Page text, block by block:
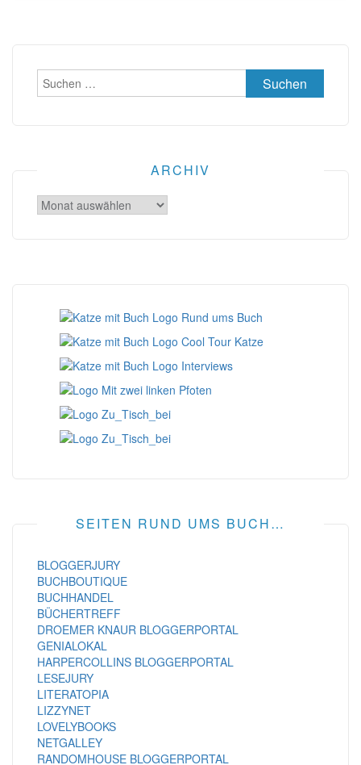
Suchen
nach:
ARCHIV
Archiv
SEITEN RUND UMS BUCH…
BLOGGERJURY
BUCHBOUTIQUE
BUCHHANDEL
BÜCHERTREFF
DROEMER KNAUR BLOGGERPORTAL
GENIALOKAL
HARPERCOLLINS BLOGGERPORTAL
LESEJURY
LITERATOPIA
LIZZYNET
LOVELYBOOKS
NETGALLEY
RANDOMHOUSE BLOGGERPORTAL